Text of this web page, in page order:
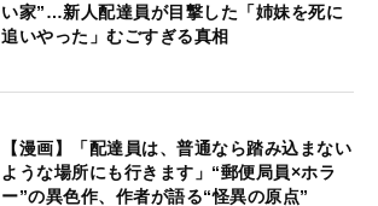
い家”…新人配達員が目撃した「姉妹を死に
追いやった」むごすぎる真相
【漫画】「配達員は、普通なら踏み込まない
ような場所にも行きます」“郵便局員×ホラ
ー”の異色作、作者が語る“怪異の原点”